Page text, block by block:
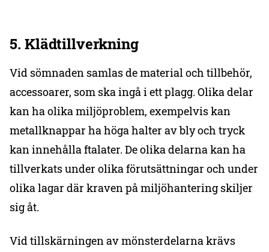
5. Klädtillverkning
Vid sömnaden samlas de material och tillbehör,
accessoarer, som ska ingå i ett plagg. Olika delar
kan ha olika miljöproblem, exempelvis kan
metallknappar ha höga halter av bly och tryck
kan innehålla ftalater. De olika delarna kan ha
tillverkats under olika förutsättningar och under
olika lagar där kraven på miljöhantering skiljer
sig åt.
Vid tillskärningen av mönsterdelarna krävs